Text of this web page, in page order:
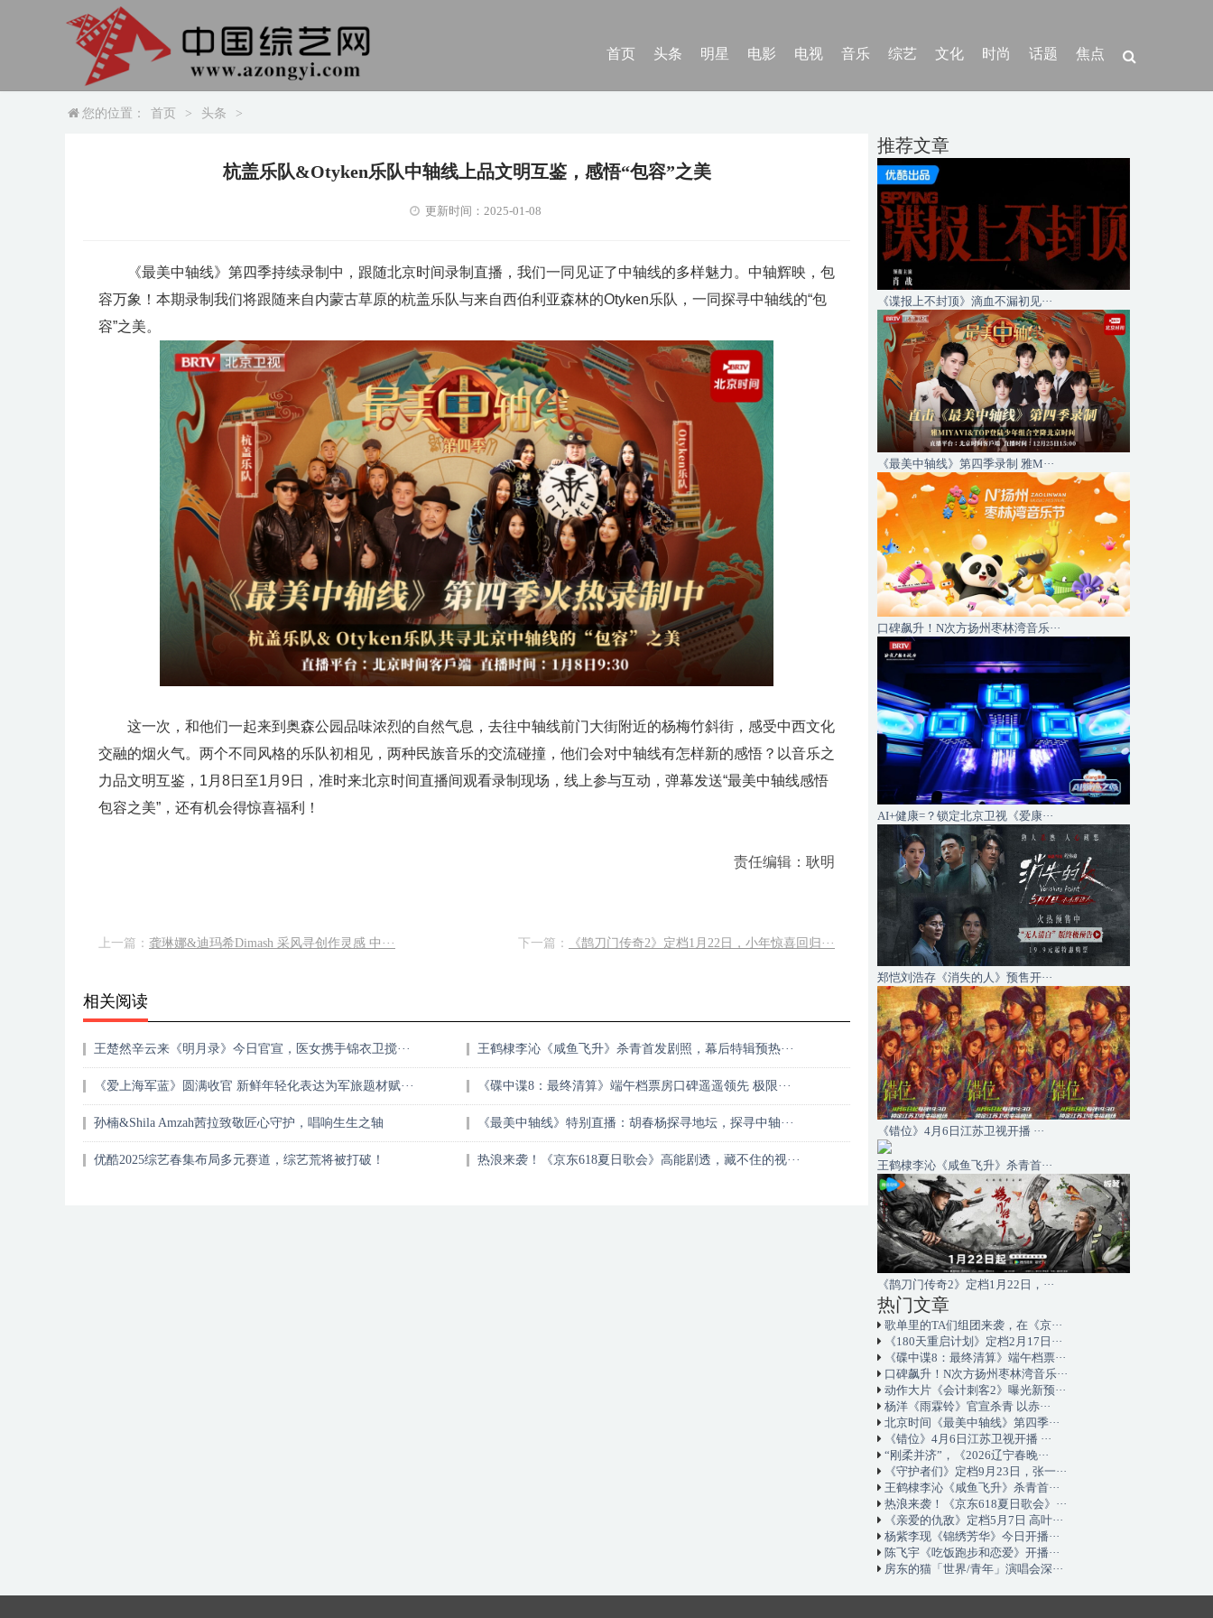
首页 头条 明星 电影 电视 音乐 综艺 文化 时尚 话题 焦点
您的位置： 首页 > 头条 >
杭盖乐队&Otyken乐队中轴线上品文明互鉴，感悟“包容”之美
更新时间：2025-01-08
《最美中轴线》第四季持续录制中，跟随北京时间录制直播，我们一同见证了中轴线的多样魅力。中轴辉映，包
容万象！本期录制我们将跟随来自内蒙古草原的杭盖乐队与来自西伯利亚森林的Otyken乐队，一同探寻中轴线的“包
容”之美。
这一次，和他们一起来到奥森公园品味浓烈的自然气息，去往中轴线前门大街附近的杨梅竹斜街，感受中西文化
交融的烟火气。两个不同风格的乐队初相见，两种民族音乐的交流碰撞，他们会对中轴线有怎样新的感悟？以音乐之
力品文明互鉴，1月8日至1月9日，准时来北京时间直播间观看录制现场，线上参与互动，弹幕发送“最美中轴线感悟
包容之美”，还有机会得惊喜福利！
责任编辑：耿明
上一篇： 龚琳娜&迪玛希Dimash 采风寻创作灵感 中··· 下一篇： 《鹊刀门传奇2》定档1月22日，小年惊喜回归···
相关阅读
王楚然辛云来《明月录》今日官宣，医女携手锦衣卫搅··· 王鹤棣李沁《咸鱼飞升》杀青首发剧照，幕后特辑预热···
《爱上海军蓝》圆满收官 新鲜年轻化表达为军旅题材赋··· 《碟中谍8：最终清算》端午档票房口碑遥遥领先 极限···
孙楠&Shila Amzah茜拉致敬匠心守护，唱响生生之轴 《最美中轴线》特别直播：胡春杨探寻地坛，探寻中轴···
优酷2025综艺春集布局多元赛道，综艺荒将被打破！ 热浪来袭！《京东618夏日歌会》高能剧透，藏不住的视···
推荐文章
《谍报上不封顶》滴血不漏初见···
《最美中轴线》第四季录制 雅M···
口碑飙升！N次方扬州枣林湾音乐···
AI+健康=？锁定北京卫视《爱康···
郑恺刘浩存《消失的人》预售开···
《错位》4月6日江苏卫视开播 ···
王鹤棣李沁《咸鱼飞升》杀青首···
《鹊刀门传奇2》定档1月22日，···
热门文章
歌单里的TA们组团来袭，在《京···
《180天重启计划》定档2月17日···
《碟中谍8：最终清算》端午档票···
口碑飙升！N次方扬州枣林湾音乐···
动作大片《会计刺客2》曝光新预···
杨洋《雨霖铃》官宣杀青 以赤···
北京时间《最美中轴线》第四季···
《错位》4月6日江苏卫视开播 ···
“刚柔并济”，《2026辽宁春晚···
《守护者们》定档9月23日，张一···
王鹤棣李沁《咸鱼飞升》杀青首···
热浪来袭！《京东618夏日歌会》···
《亲爱的仇敌》定档5月7日 高叶···
杨紫李现《锦绣芳华》今日开播···
陈飞宇《吃饭跑步和恋爱》开播···
房东的猫「世界/青年」演唱会深···